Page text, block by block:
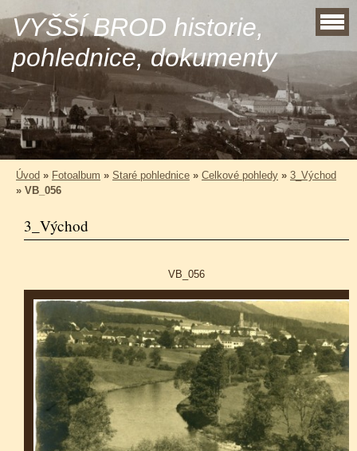
VYŠŠÍ BROD historie,
pohlednice, dokumenty
Úvod » Fotoalbum » Staré pohlednice » Celkové pohledy » 3_Východ
» VB_056
3_Východ
VB_056